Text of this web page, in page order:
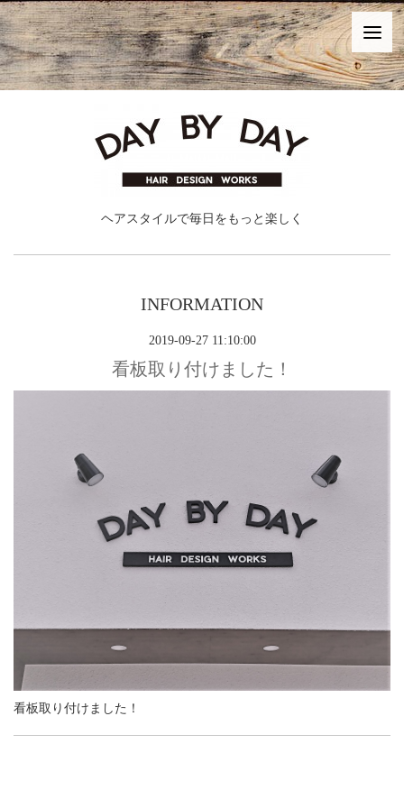
ヘアスタイルで毎日をもっと楽しく
INFORMATION
2019-09-27 11:10:00
看板取り付けました！
看板取り付けました！